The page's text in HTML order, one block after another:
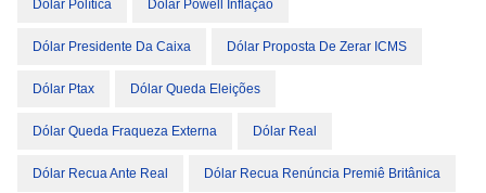
Dólar Política Dólar Powell Inflação
Dólar Presidente Da Caixa Dólar Proposta De Zerar ICMS
Dólar Ptax Dólar Queda Eleições
Dólar Queda Fraqueza Externa Dólar Real
Dólar Recua Ante Real Dólar Recua Renúncia Premiê Britânica